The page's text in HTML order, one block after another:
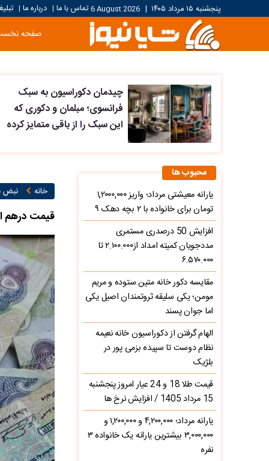
پنجشنبه ۱۵ مرداد ۱۴۰۵ |
6 August 2026تماس با ما | درباره ما |
صفحه
چیدمان دکوراسیون به سبک
فرانسوی؛ مبلمان و دکوری که
این سبک را از باقی متمایز کرده
خانه نبض
قیمت درهم امارات
محبوب ها
یارانه معیشتی مرداد؛ واریز ۱,۲۰۰۰,۰۰۰
تومان برای خانواده با ۲ بچه دهک ۹
افزایش 50 درصدری مستمری
مددجویان کمیته امداد از۲.۱۰۰.۰۰۰ تا
۶.۵۷۰.۰۰۰
مقایسه دکور خانه متین ستوده و مریم
مومن؛ یکی سلیقه ثروتمندان اصیل یکی
اما جوان پسند
الهام گرفتن از دکوراسیون خانه نعیمه
نظام دوست تا سپیده بزمی پور در
بلژیک
قیمت طلا 18 و 24 عیار امروز پنجشنبه
15 مرداد 1405 / افزایش نرخ ها
یارانه مرداد؛ ۴,۲۰۰,۰۰۰ و ۱,۲۰۰,۰۰۰ و
۳,۰۰۰,۰۰۰ بیشترین یارانه یک خانواده ۳
نفره